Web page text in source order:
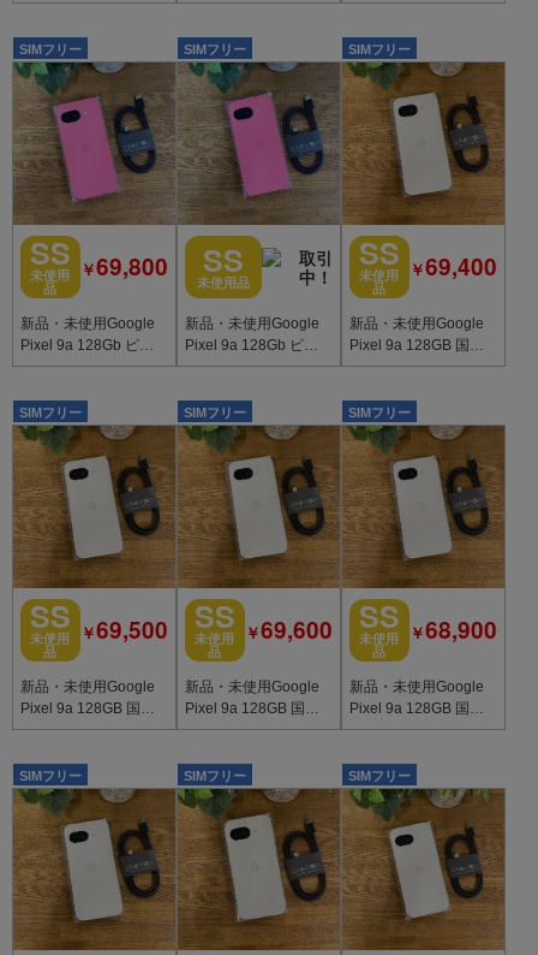
SIMフリー
SS
未使用
品
￥69,800
新品・未使用Google
Pixel 9a 128Gb ピオ
ニー 国内SIMフリー
SIMフリー
SS
未使用品
新品・未使用Google
Pixel 9a 128Gb ピオ
ニー 国内SIMフリー
SIMフリー
SS
未使用
品
￥69,400
新品・未使用Google
Pixel 9a 128GB 国内
版SIMフリー 送料無料
SIMフリー
SS
未使用
品
￥69,500
新品・未使用Google
Pixel 9a 128GB 国内
版SIMフリー 送料無料
SIMフリー
SS
未使用
品
￥69,600
新品・未使用Google
Pixel 9a 128GB 国内
版SIMフリー 送料無料
SIMフリー
SS
未使用
品
￥68,900
新品・未使用Google
Pixel 9a 128GB 国内
版SIMフリー送料無料
SIMフリー SIMフリー SIMフリー